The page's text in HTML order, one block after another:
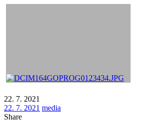
22. 7. 2021
22. 7. 2021 media
Share